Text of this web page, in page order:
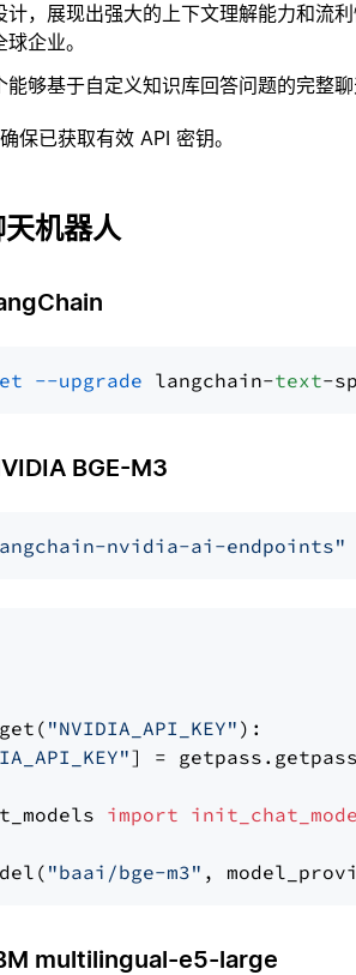
，展现出强大的上下文理解能力和流
企业。
够基于自定义知识库回答问题的完整聊
保已获取有效 API 密钥。
机器人
--upgrade langchain-text
BGE-M3
nvidia-ai-endpoints"
"NVIDIA_API_KEY" ):
] =
import
"baai/bge-m3" ,
multilingual-e5-large